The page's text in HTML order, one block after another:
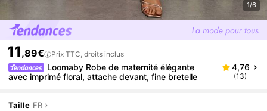
1/6
11 ,89€ Prix TTC, droits inclus
Loomaby Robe de maternité élégante
avec imprimé floral, attache devant, fine bretelle
4,76
(13)
Taille FR